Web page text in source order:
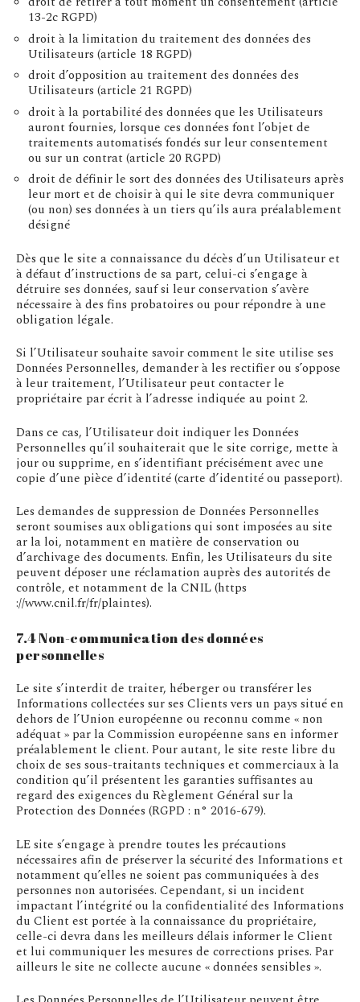
13-2c RGPD)
droit à la limitation du traitement des données des
Utilisateurs (article 18 RGPD)
droit d’opposition au traitement des données des
Utilisateurs (article 21 RGPD)
droit à la portabilité des données que les Utilisateurs
auront fournies, lorsque ces données font l’objet de
traitements automatisés fondés sur leur consentement
ou sur un contrat (article 20 RGPD)
droit de définir le sort des données des Utilisateurs après
leur mort et de choisir à qui le site devra communiquer
(ou non) ses données à un tiers qu’ils aura préalablement
désigné
Dès que le site a connaissance du décès d’un Utilisateur et
à défaut d’instructions de sa part, celui-ci s’engage à
détruire ses données, sauf si leur conservation s’avère
nécessaire à des fins probatoires ou pour répondre à une
obligation légale.
Si l’Utilisateur souhaite savoir comment le site utilise ses
Données Personnelles, demander à les rectifier ou s’oppose
à leur traitement, l’Utilisateur peut contacter le
propriétaire par écrit à l’adresse indiquée au point 2.
Dans ce cas, l’Utilisateur doit indiquer les Données
Personnelles qu’il souhaiterait que le site corrige, mette à
jour ou supprime, en s’identifiant précisément avec une
copie d’une pièce d’identité (carte d’identité ou passeport).
Les demandes de suppression de Données Personnelles
seront soumises aux obligations qui sont imposées au site
ar la loi, notamment en matière de conservation ou
d’archivage des documents. Enfin, les Utilisateurs du site
peuvent déposer une réclamation auprès des autorités de
contrôle, et notamment de la CNIL (https
://www.cnil.fr/fr/plaintes).
7.4 Non-communication des données
personnelles
Le site s’interdit de traiter, héberger ou transférer les
Informations collectées sur ses Clients vers un pays situé en
dehors de l’Union européenne ou reconnu comme « non
adéquat » par la Commission européenne sans en informer
préalablement le client. Pour autant, le site reste libre du
choix de ses sous-traitants techniques et commerciaux à la
condition qu’il présentent les garanties suffisantes au
regard des exigences du Règlement Général sur la
Protection des Données (RGPD : n° 2016-679).
LE site s’engage à prendre toutes les précautions
nécessaires afin de préserver la sécurité des Informations et
notamment qu’elles ne soient pas communiquées à des
personnes non autorisées. Cependant, si un incident
impactant l’intégrité ou la confidentialité des Informations
du Client est portée à la connaissance du propriétaire,
celle-ci devra dans les meilleurs délais informer le Client
et lui communiquer les mesures de corrections prises. Par
ailleurs le site ne collecte aucune « données sensibles ».